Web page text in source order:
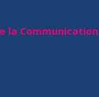
la Communication